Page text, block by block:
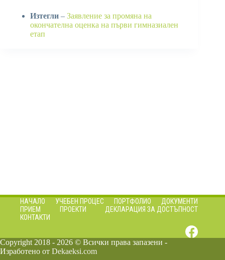
Изтегли – Заявление за промяна на
окончателна оценка на първи гимназиален
етап
НАЧАЛО УЧЕБЕН ПРОЦЕС ПОРТФОЛИО
ДОКУМЕНТИ
ПРИЕМ
ПРОЕКТИ
ДЕКЛАРАЦИЯ ЗА ДОСТЪПНОСТ
КОНТАКТИ
Copyright 2018 - 2026 © Всички права запазени -
Изработено от Dekaeksi.com